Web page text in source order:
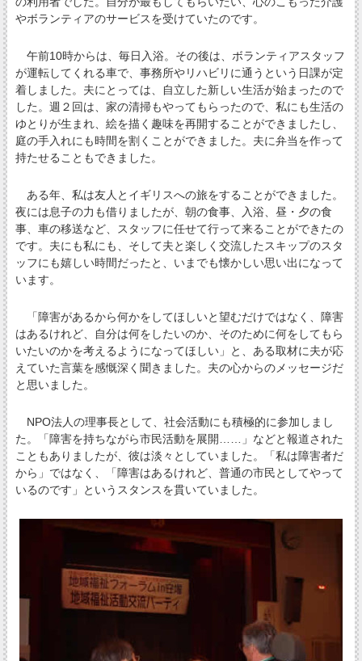
やボランティアのサービスを受けていたのです。
午前10時からは、毎日入浴。その後は、ボランティアスタッフ
が運転してくれる車で、事務所やリハビリに通うという日課が定
着しました。夫にとっては、自立した新しい生活が始まったので
した。週２回は、家の清掃もやってもらったので、私にも生活の
ゆとりが生まれ、絵を描く趣味を再開することができましたし、
庭の手入れにも時間を割くことができました。夫に弁当を作って
持たせることもできました。
ある年、私は友人とイギリスへの旅をすることができました。
夜には息子の力も借りましたが、朝の食事、入浴、昼・夕の食
事、車の移送など、スタッフに任せて行って来ることができたの
です。夫にも私にも、そして夫と楽しく交流したスキップのスタ
ッフにも嬉しい時間だったと、いまでも懐かしい思い出になって
います。
「障害があるから何かをしてほしいと望むだけではなく、障害
はあるけれど、自分は何をしたいのか、そのために何をしてもら
いたいのかを考えるようになってほしい」と、ある取材に夫が応
えていた言葉を感慨深く聞きました。夫の心からのメッセージだ
と思いました。
NPO法人の理事長として、社会活動にも積極的に参加しまし
た。「障害を持ちながら市民活動を展開……」などと報道された
こともありましたが、彼は淡々としていました。「私は障害者だ
から」ではなく、「障害はあるけれど、普通の市民としてやって
いるのです」というスタンスを貫いていました。